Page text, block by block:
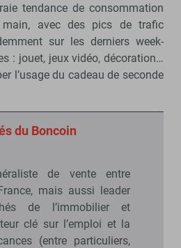
tendance de consommation
main, avec des pics de trafic
sur les derniers week-
: jouet, jeux vidéo, décoration…
l’usage du cadeau de seconde
du Boncoin
de vente entre
mais aussi leader
de l’immobilier et
clé sur l’emploi et la
(entre particuliers,